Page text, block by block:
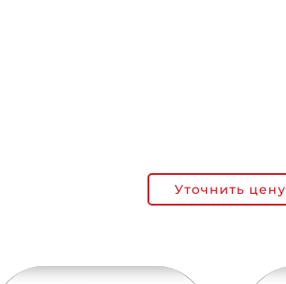
Уточнить цену